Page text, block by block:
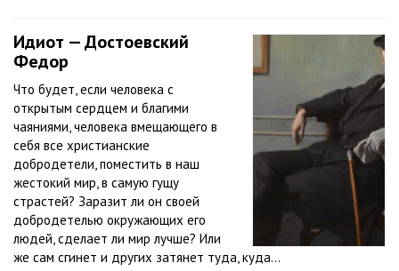
Идиот — Достоевский
Федор
Что будет, если человека с
открытым сердцем и благими
чаяниями, человека вмещающего в
себя все христианские
добродетели, поместить в наш
жестокий мир, в самую гущу
страстей? Заразит ли он своей
добродетелью окружающих его
людей, сделает ли мир лучше? Или
же сам сгинет и других затянет туда, куда...